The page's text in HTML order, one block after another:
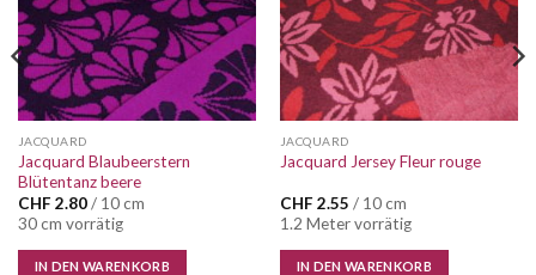
JACQUARD
Jacquard Blaubeerstern
Blütentanz beere
CHF 2.80/ 10 cm
30 cm vorrätig
IN DEN WARENKORB
JACQUARD
Jacquard Jersey Fleur rouge
CHF 2.55 / 10 cm
1.2 Meter vorrätig
IN DEN WARENKORB